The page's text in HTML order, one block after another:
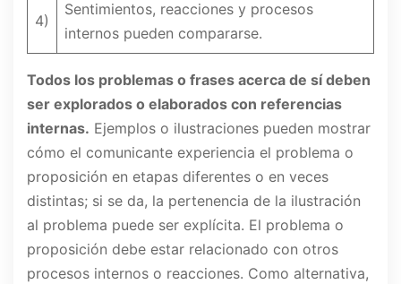
4)
Sentimientos, reacciones y procesos
internos pueden compararse.
Todos los problemas o frases acerca de sí deben
ser explorados o elaborados con referencias
internas. Ejemplos o ilustraciones pueden mostrar
cómo el comunicante experiencia el problema o
proposición en etapas diferentes o en veces
distintas; si se da, la pertenencia de la ilustración
al problema puede ser explícita. El problema o
proposición debe estar relacionado con otros
procesos internos o reacciones. Como alternativa,